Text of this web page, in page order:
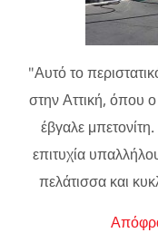
"Αυτό το
στην Αττική, όπου ο
έβγαλε
επιτυχία
πελάτισσα και